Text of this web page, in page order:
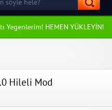
Yegenlerim! HEMEN YÜKLEYİN!
Hileli Mod